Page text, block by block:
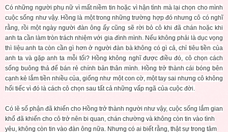
Có những người phụ nữ vì mất niềm tin hoặc vì hận tình mà lại chọn cho mình
cuộc sống như vậy. Hồng là một trong những trường hợp đó nhưng cô có nghĩ
rằng, rồi một ngày người đàn ông ấy cũng sẽ rời bỏ cô khi đã chán hoặc khi
anh ta cần làm tròn trách nhiệm với gia đình mình. Nếu không phải là dục vọng
thì liệu anh ta còn cần gì hơn ở người đàn bà không có gì cả, chỉ tiêu tiền của
anh ta và gặp anh ta mỗi tối? Hồng không nghĩ được điều đó, cô chọn cách
sống buông thả để bán rẻ chính bản thân mình. Hồng trở thành cái bóng bên
cạnh kẻ lắm tiền nhiều của, giống như một con cờ, một tay sai nhưng cô không
hối tiếc vì đó là cách cô chọn sau tất cả những vấp ngã của cuộc đời.
Có lẽ số phận đã khiến cho Hồng trở thành người như vậy, cuộc sống lắm gian
khổ đã khiến cho cô trở nên bi quan, chán chường và không còn tin vào tình
yêu, không còn tin vào đàn ông nữa. Nhưng có ai biết rằng, thật sự trong tâm